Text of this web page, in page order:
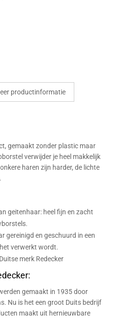
productinformatie
gemaakt zonder plastic maar
verwijder je heel makkelijk
haren zijn harder, de lichte
geitenhaar: heel fijn en zacht
gereinigd en geschuurd in een
verwerkt wordt.
merk Redecker
gemaakt in 1935 door
Nu is het een groot Duits bedrijf
maakt uit hernieuwbare